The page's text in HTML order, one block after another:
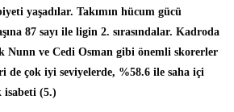
yaşadılar. Takımın hücum gücü
87 sayı ile ligin 2. sırasındalar. Kadroda
Nunn ve Cedi Osman gibi önemli skorerler
de çok iyi seviyelerde, %58.6 ile saha içi
isabeti (5.)